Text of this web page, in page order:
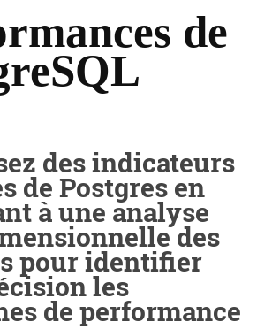
de
des indicateurs
de Postgres en
à une analyse
des
pour identifier
les
de performance